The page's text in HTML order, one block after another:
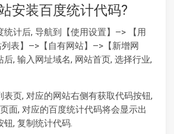
安装百度统计代码?
统计后, 导航到【使用设置】–> 【用
表】–>【自有网站】–>【新增网
后, 输入网址域名, 网站首页, 选择行业,
表页, 对应的网站右侧有获取代码按钮,
面, 对应的百度统计代码将会显示出
钮, 复制统计代码.